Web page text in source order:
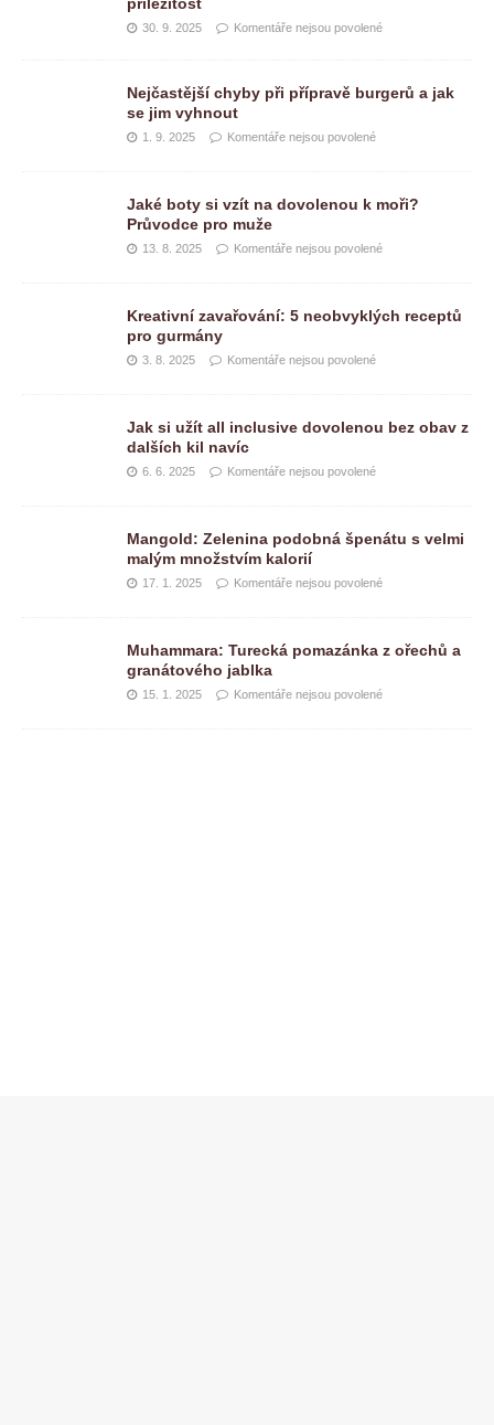
30. 9. 2025 Komentáře nejsou povolené
Nejčastější chyby při přípravě burgerů a jak
se jim vyhnout
1. 9. 2025 Komentáře nejsou povolené
Jaké boty si vzít na dovolenou k moři?
Průvodce pro muže
13. 8. 2025 Komentáře nejsou povolené
Kreativní zavařování: 5 neobvyklých receptů
pro gurmány
3. 8. 2025 Komentáře nejsou povolené
Jak si užít all inclusive dovolenou bez obav z
dalších kil navíc
6. 6. 2025 Komentáře nejsou povolené
Mangold: Zelenina podobná špenátu s velmi
malým množstvím kalorií
17. 1. 2025 Komentáře nejsou povolené
Muhammara: Turecká pomazánka z ořechů a
granátového jablka
15. 1. 2025 Komentáře nejsou povolené